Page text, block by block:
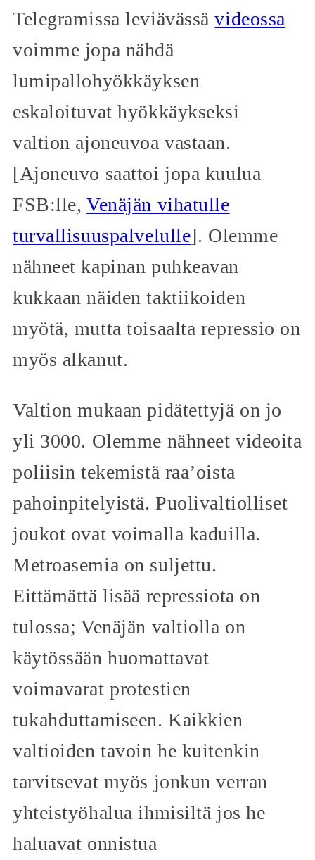
Telegramissa leviävässävideossa
voimme jopa nähdä
lumipallohyökkäyksen
eskaloituvat hyökkäykseksi
valtion ajoneuvoa vastaan.
[Ajoneuvo saattoi jopa kuulua
FSB:lle,Venäjän vihatulle
turvallisuuspalvelulle]. Olemme
nähneet kapinan puhkeavan
kukkaan näiden taktiikoiden
myötä, mutta toisaalta repressio on
myös alkanut.
Valtion mukaan pidätettyjä on jo
yli 3000. Olemme nähneet videoita
poliisin tekemistä raa’oista
pahoinpitelyistä. Puolivaltiolliset
joukot ovat voimalla kaduilla.
Metroasemia on suljettu.
Eittämättä lisää repressiota on
tulossa; Venäjän valtiolla on
käytössään huomattavat
voimavarat protestien
tukahduttamiseen. Kaikkien
valtioiden tavoin he kuitenkin
tarvitsevat myös jonkun verran
yhteistyöhalua ihmisiltä jos he
haluavat onnistua